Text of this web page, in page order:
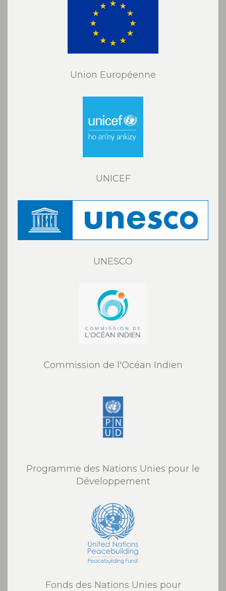
Union Européenne
UNICEF
UNESCO
Commission de l'Océan Indien
Programme des Nations Unies pour le
Développement
Fonds des Nations Unies pour